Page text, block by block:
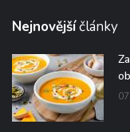
Nejnovějšíčlánky